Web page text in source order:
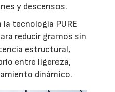
y descensos.
tecnología PURE
reducir gramos sin
estructural,
entre ligereza,
dinámico.